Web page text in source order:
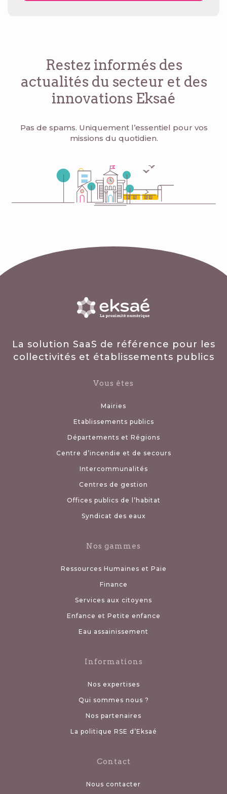
Restez informés des
actualités du secteur et des
innovations Eksaé
Pas de spams. Uniquement l’essentiel pour vos
missions du quotidien.
La solution SaaS de référence pour les
collectivités et établissements publics
Vous êtes
Mairies
Etablissements publics
Départements et Régions
Centre d’incendie et de secours
Intercommunalités
Centres de gestion
Offices publics de l’habitat
Syndicat des eaux
Nos gammes
Ressources Humaines et Paie
Finance
Services aux citoyens
Enfance et Petite enfance
Eau assainissement
Informations
Nos expertises
Qui sommes nous ?
Nos partenaires
La politique RSE d’Eksaé
Contact
Nous contacter